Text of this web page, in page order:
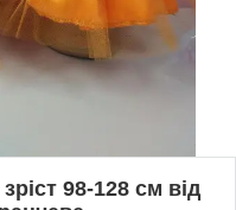
98-128 см від